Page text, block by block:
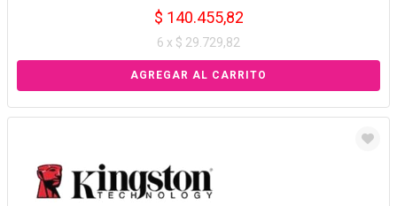
$ 140.455,82
6 x $ 29.729,82